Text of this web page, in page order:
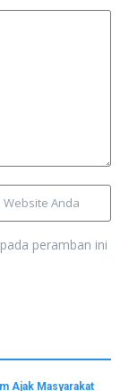
peramban ini
Ajak Masyarakat